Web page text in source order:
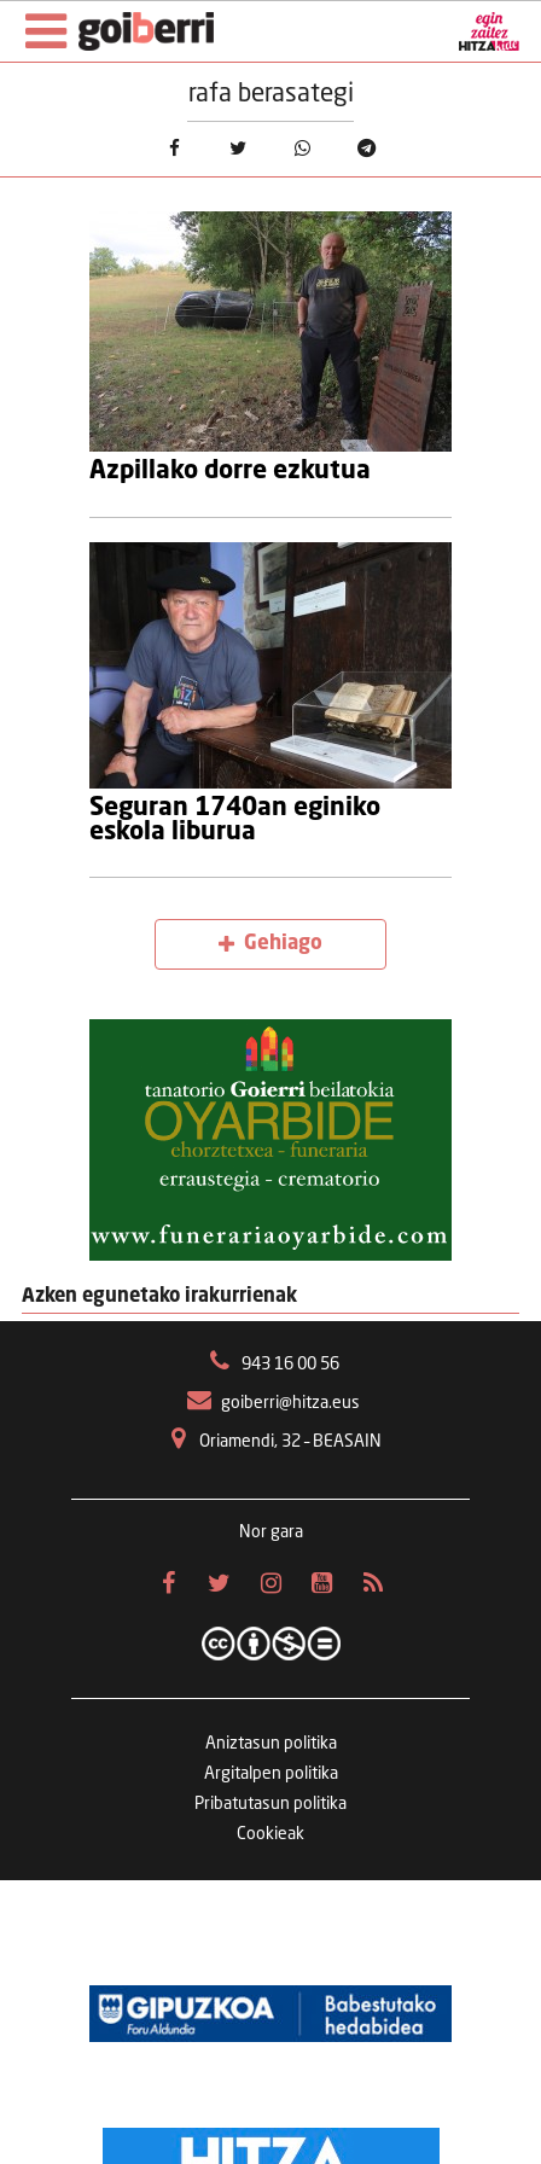
rafa berasategi
Azpillako dorre ezkutua
Seguran 1740an eginiko
eskola liburua
Gehiago
Azken egunetako irakurrienak
943 16 00 56
goiberri@hitza.eus
Oriamendi, 32 – BEASAIN
Nor gara
Aniztasun politika
Argitalpen politika
Pribatutasun politika
Cookieak